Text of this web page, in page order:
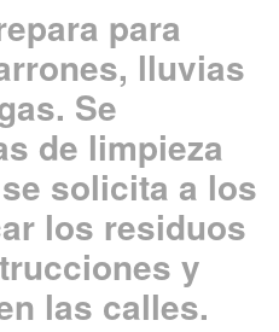
para
lluvias
Se
de limpieza
solicita a los
los residuos
y
las calles.